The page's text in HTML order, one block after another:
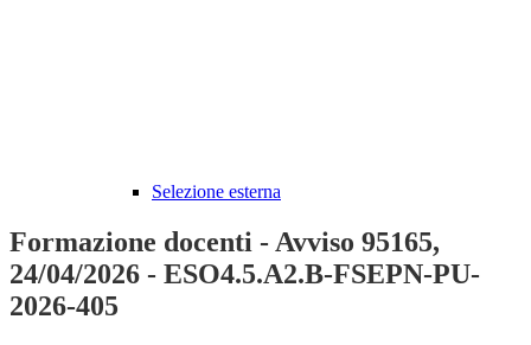
Selezione esterna
Formazione docenti - Avviso 95165,
24/04/2026 - ESO4.5.A2.B-FSEPN-PU-
2026-405